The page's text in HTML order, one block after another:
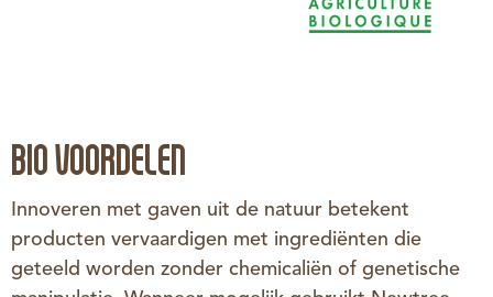
BIO VOORDELEN
Innoveren met gaven uit de natuur betekent
producten vervaardigen met ingrediënten die
geteeld worden zonder chemicaliën of genetische